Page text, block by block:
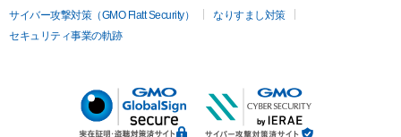
サイバー攻撃対策（GMO Flatt Security）
なりすまし対策
セキュリティ事業の軌跡